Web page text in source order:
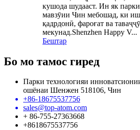
кушода шудааст. Ин як
мавзӯии Чин мебошад, ки
қадрдонӣ, фароғат ва
мекунад.Shenzhen Happy V...
Бештар
Бо мо тамос гиред
Парки технологияи
ошёнаи Шенжен 518106, Чин
+86-18675537756
sales@top-atom.com
+ 86-755-27363668
+8618675537756